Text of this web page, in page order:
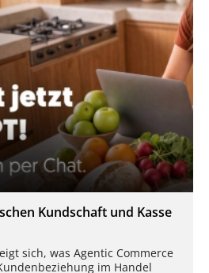
Kundschaft und Kasse
sich, was Agentic Commerce
im Handel